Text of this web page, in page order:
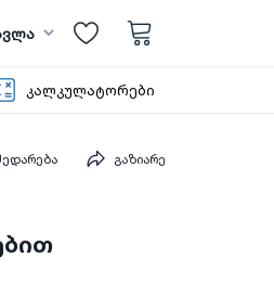
კალკულატორები
გაზიარე